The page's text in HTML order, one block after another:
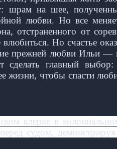
шрам на шее,
любви. Но все
отстраненного от
Но счастье
прежней любви Ильи — и
сделать главный
жизни, чтобы спасти
клерке в
судом,